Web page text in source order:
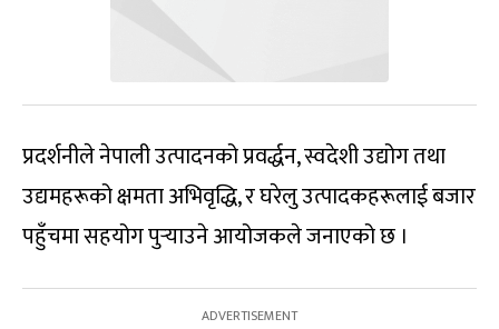
प्रदर्शनीले नेपाली उत्पादनको प्रवर्द्धन, स्वदेशी उद्योग तथा
उद्यमहरूको क्षमता अभिवृद्धि, र घरेलु उत्पादकहरूलाई बजार
पहुँचमा सहयोग पुर्‍याउने आयोजकले जनाएको छ ।